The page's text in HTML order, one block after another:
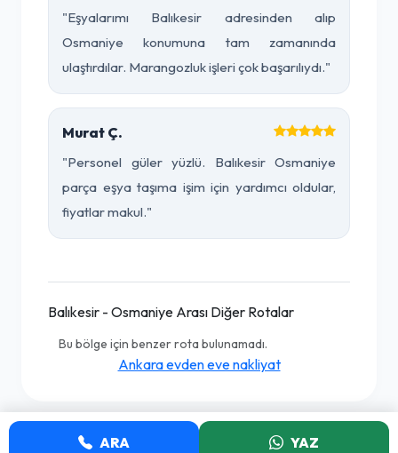
"Eşyalarımı Balıkesir adresinden alıp
Osmaniye konumuna tam zamanında
ulaştırdılar. Marangozluk işleri çok başarılıydı."
Murat Ç.
"Personel güler yüzlü. Balıkesir Osmaniye
parça eşya taşıma işim için yardımcı oldular,
fiyatlar makul."
Balıkesir - Osmaniye Arası Diğer Rotalar
Bu bölge için benzer rota bulunamadı.
Ankara evden eve nakliyat
ARA YAZ